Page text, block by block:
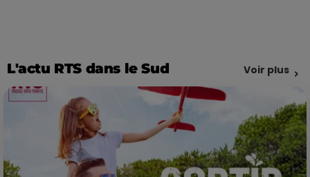
L'actu RTS dans le Sud Voir plus